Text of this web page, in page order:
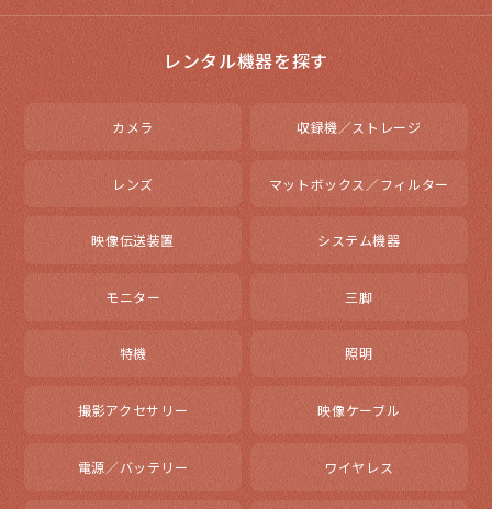
レンタル機器を探す
カメラ 収録機／ストレージ
レンズ マットボックス／フィルター
映像伝送装置 システム機器
モニター 三脚
特機 照明
撮影アクセサリー 映像ケーブル
電源／バッテリー ワイヤレス